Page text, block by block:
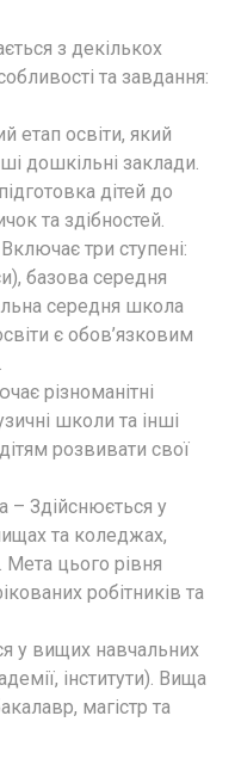
з декількох
та завдання:
етап освіти, який
дошкільні заклади.
дітей до
та здібностей.
три ступені:
базова середня
середня школа
є обов’язковим
різноманітні
школи та інші
розвивати свої
– Здійснюється у
та коледжах,
цього рівня
робітників та
у вищих навчальних
інститути). Вища
магістр та